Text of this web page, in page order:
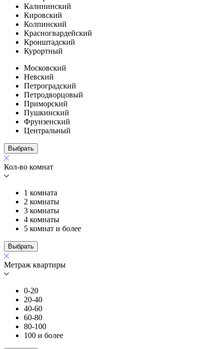
Калининский
Кировский
Колпинский
Красногвардейский
Кронштадский
Курортный
Московский
Невский
Петроградский
Петродворцовый
Приморский
Пушкинский
Фрунзенский
Центральный
Выбрать
Кол-во комнат
1 комната
2 комнаты
3 комнаты
4 комнаты
5 комнат и более
Выбрать
Метраж квартиры
0-20
20-40
40-60
60-80
80-100
100 и более